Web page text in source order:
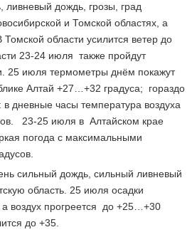
дождь, грозы, град
и Томской областях, а
области усилится ветер до
23-24 июля также пройдут
25 июля термометры днём покажут
Алтай +27…+32 градуса; гораздо
дневные часы температура воздуха
23-25 июля в Алтайском крае
погода с максимальными
сильный дождь, сильный ливневый
область. 25 июля осадки
а воздух прогреется до +25…+30
до +35.